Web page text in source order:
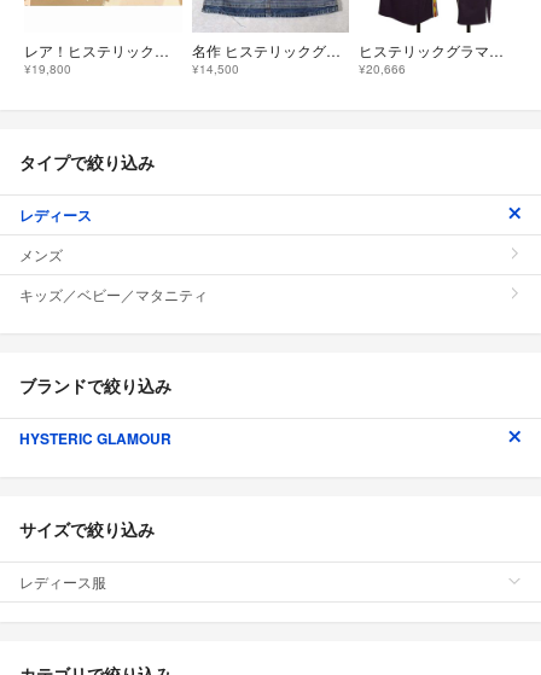
レア！ヒステリックグラマー デニムミニスカート
¥19,800
名作 ヒステリックグラマー ウミヘビ Aライン デニム ミニスカート 24
¥14,500
ヒステリックグラマーHYSTERIC GLAMOUR ガールプリントサイドテーピングスカート 紫黄他F
¥20,666
タイプで絞り込み
レディース
メンズ
キッズ／ベビー／マタニティ
ブランドで絞り込み
HYSTERIC GLAMOUR
サイズで絞り込み
レディース服